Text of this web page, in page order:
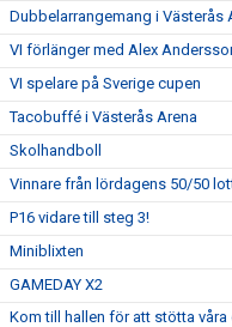
Dubbelarrangemang i Västerås
VI förlänger med Alex
VI spelare på Sverige cupen
Tacobuffé i Västerås Arena
Skolhandboll
Vinnare från lördagens 50/50
P16 vidare till steg 3!
Miniblixten
GAMEDAY X2
Kom till hallen för att stötta